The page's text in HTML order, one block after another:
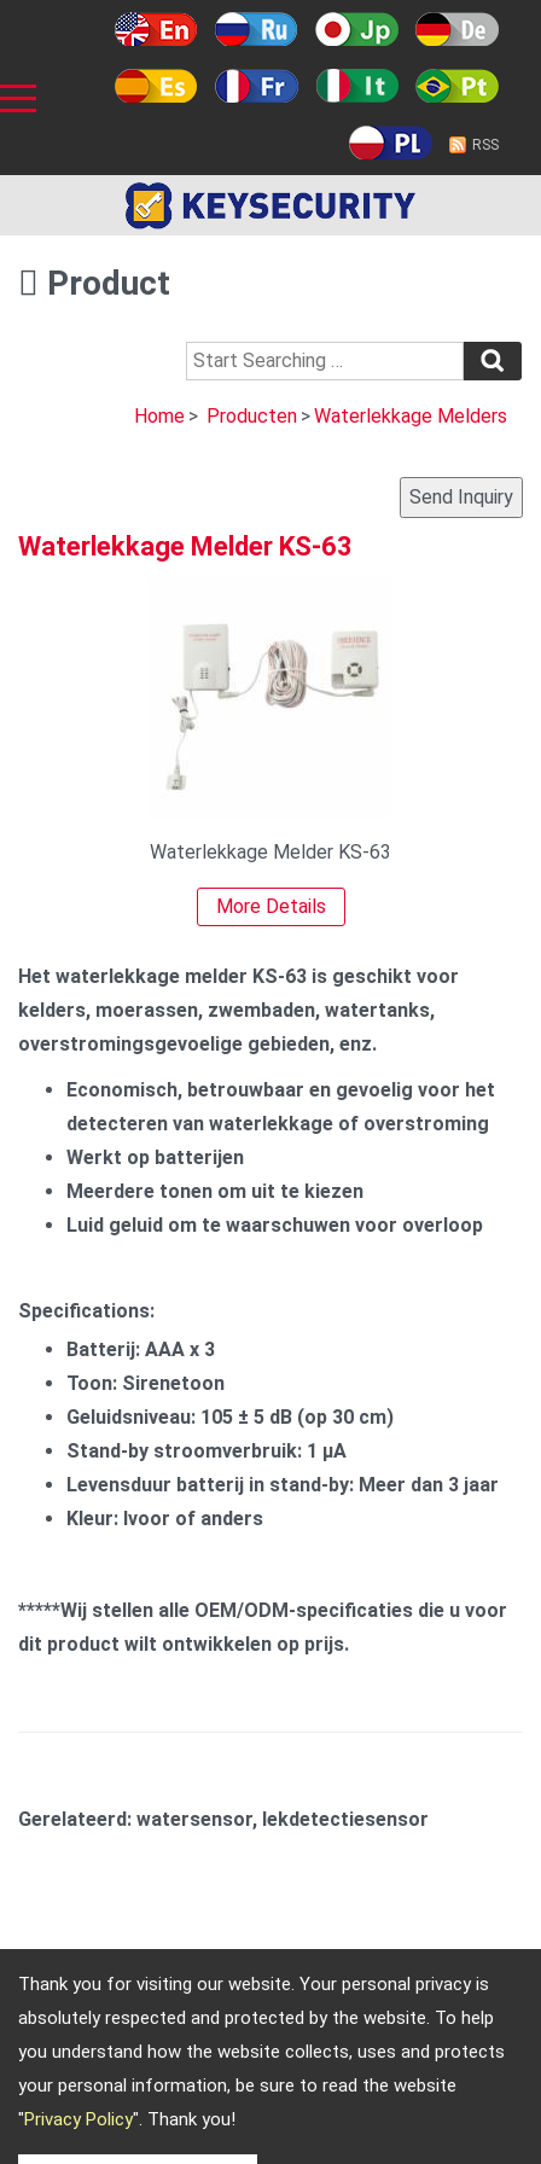
Thank you for visiting our website. Your personal privacy is
absolutely respected and protected by the website. To help
you understand how the website collects, uses and protects
your personal information, be sure to read the website
"Privacy Policy". Thank you!
RSS
Product
Home > Producten >Waterlekkage Melders
Waterlekkage Melder KS-63
Waterlekkage Melder KS-63
More Details
Het waterlekkage melder KS-63 is geschikt voor
kelders, moerassen, zwembaden, watertanks,
overstromingsgevoelige gebieden, enz.
Economisch, betrouwbaar en gevoelig voor het
detecteren van waterlekkage of overstroming
Werkt op batterijen
Meerdere tonen om uit te kiezen
Luid geluid om te waarschuwen voor overloop
Specifications:
Batterij: AAA x 3
Toon: Sirenetoon
Geluidsniveau: 105 ± 5 dB (op 30 cm)
Stand-by stroomverbruik: 1 μA
Levensduur batterij in stand-by: Meer dan 3 jaar
Kleur: Ivoor of anders
*****Wij stellen alle OEM/ODM-specificaties die u voor
dit product wilt ontwikkelen op prijs.
Gerelateerd: watersensor, lekdetectiesensor
Adres: 4, Sec. 4, Jen-Ai Rd. Taipei, Taiwan, 10684
Telefoonnummer: 886-2-2708-5151 FAX: 886-2-2703-
5588 E-mail: info@keysecurity.com.tw
Copyright © 2026
Key Security